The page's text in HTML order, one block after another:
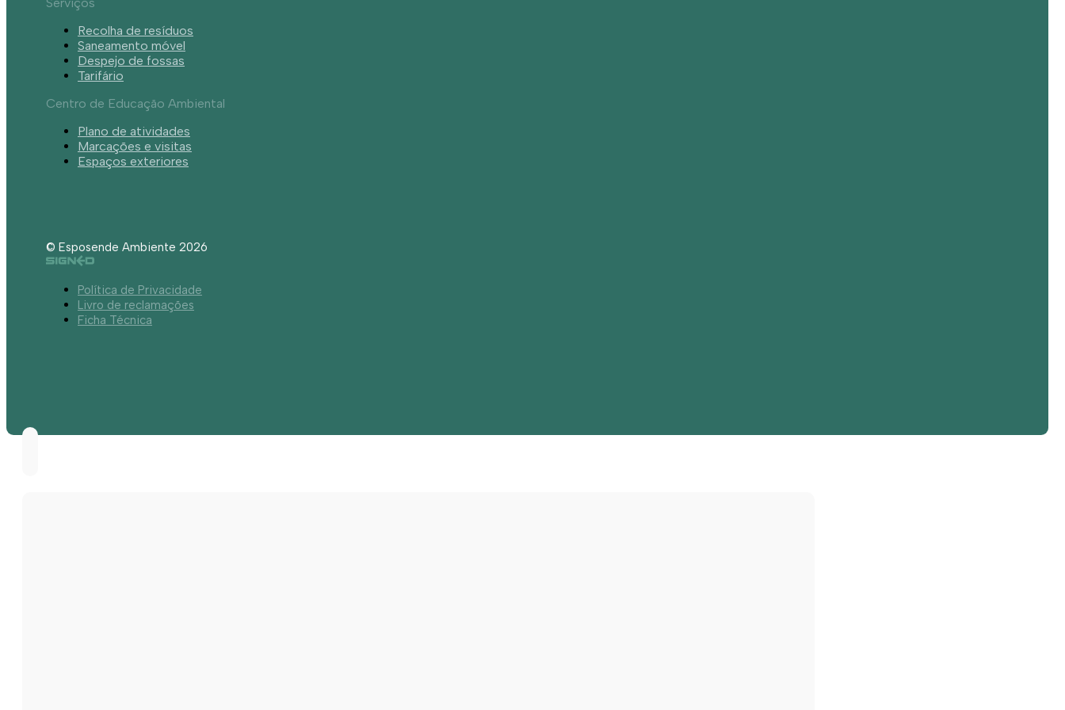
Recolha de resíduos
Saneamento móvel
Despejo de fossas
Tarifário
Centro de Educação Ambiental
Plano de atividades
Marcações e visitas
Espaços exteriores
© Esposende Ambiente 2026
Política de Privacidade
Livro de reclamações
Ficha Técnica